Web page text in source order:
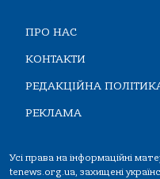
ПРО НАС
КОНТАКТИ
РЕДАКЦІЙНА
РЕКЛАМА
Усі права на інформаційні
tenews.org.ua, захищені